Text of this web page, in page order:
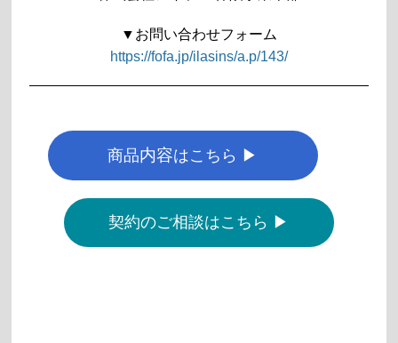
▼お問い合わせフォーム
https://fofa.jp/ilasins/a.p/143/
商品内容はこちら ▶
契約のご相談はこちら ▶